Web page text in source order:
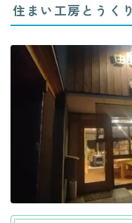
住まい工房とうくり